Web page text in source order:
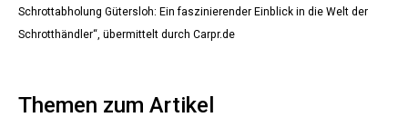
Schrottabholung Gütersloh: Ein faszinierender Einblick in die Welt der
Schrotthändler“, übermittelt durch Carpr.de
Themen zum Artikel